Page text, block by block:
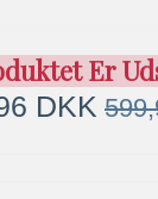
Er
DKK